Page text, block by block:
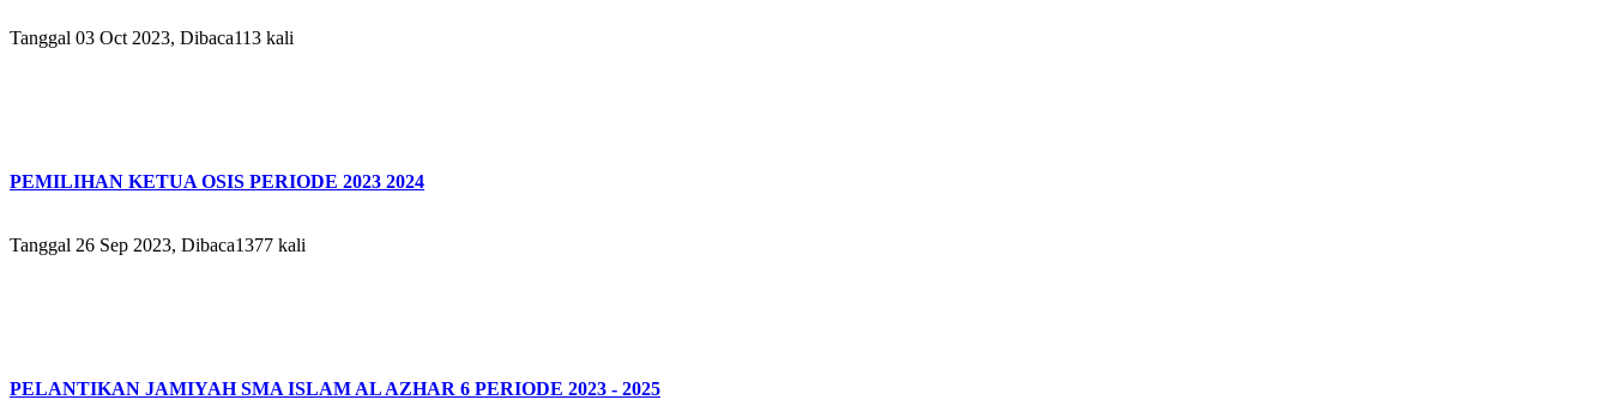
Tanggal 03 Oct 2023, Dibaca113 kali
PEMILIHAN KETUA OSIS PERIODE 2023 2024
Tanggal 26 Sep 2023, Dibaca1377 kali
PELANTIKAN JAMIYAH SMA ISLAM AL AZHAR 6 PERIODE 2023 - 2025